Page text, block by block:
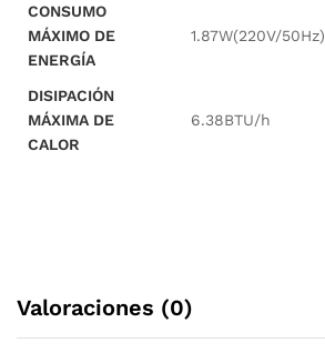
CONSUMO
MÁXIMO DE
ENERGÍA
1.87W(220V/50Hz)
DISIPACIÓN
MÁXIMA DE
CALOR
6.38BTU/h
Valoraciones (0)